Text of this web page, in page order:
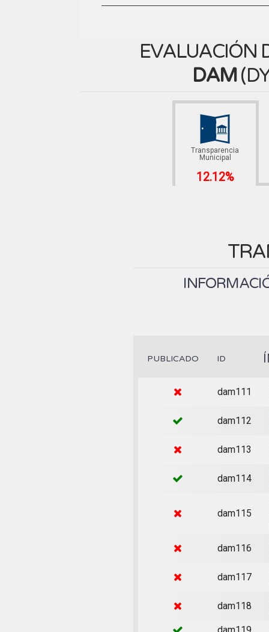
EVALUACIÓN
DAM(
Transparencia
Municipal
12.12%
PUBLICADO ID
dam111
dam112
dam113
dam114
dam115
dam116
dam117
dam118